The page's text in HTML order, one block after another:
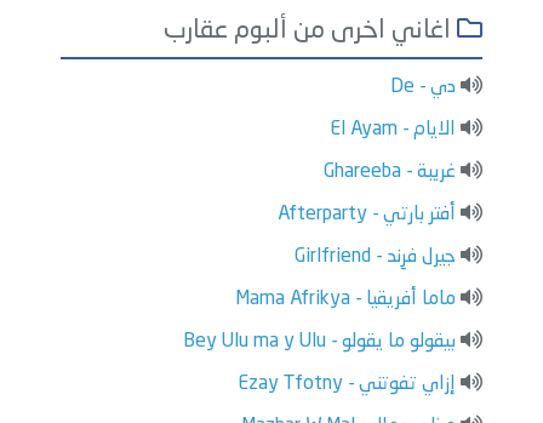
اغاني اخرى من ألبوم عقارب
دي - De
الايام - El Ayam
غريبة - Ghareeba
أفتر بارتي - Afterparty
جيرل فرِند - Girlfriend
ماما أفريقيا - Mama Afrikya
بيقولو ما يقولو - Bey Ulu ma y Ulu
إزاي تفوتني - Ezay Tfotny